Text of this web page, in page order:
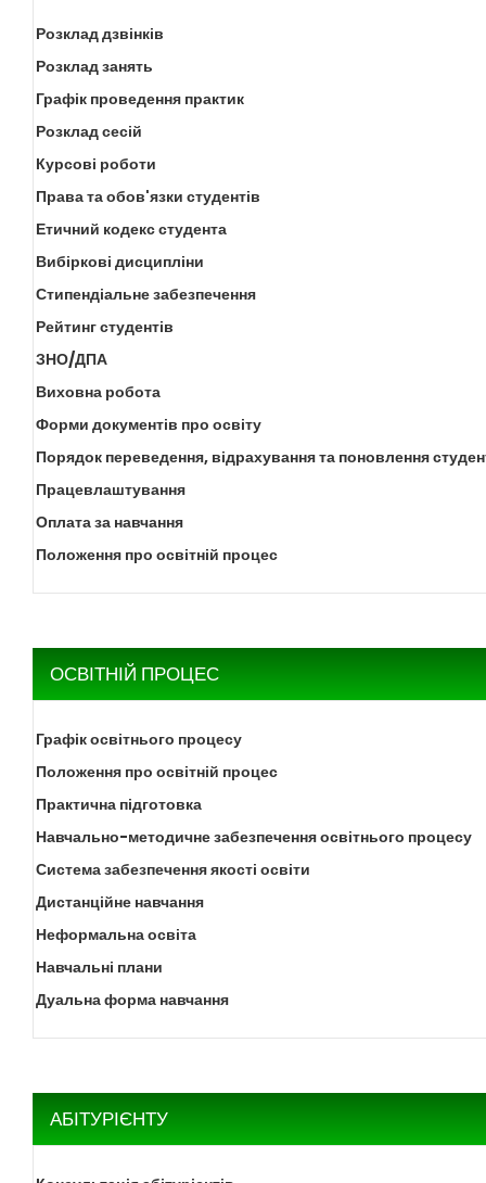
Розклад дзвінків
Розклад занять
Графік проведення практик
Розклад сесій
Курсові роботи
Права та обов'язки студентів
Етичний кодекс студента
Вибіркові дисципліни
Стипендіальне забезпечення
Рейтинг студентів
ЗНО/ДПА
Виховна робота
Форми документів про освіту
Порядок переведення, відрахування та поновлення
Працевлаштування
Оплата за навчання
Положення про освітній процес
ОСВІТНІЙ ПРОЦЕС
Графік освітнього процесу
Положення про освітній процес
Практична підготовка
Навчально-методичне забезпечення освітнього процесу
Система забезпечення якості освіти
Дистанційне навчання
Неформальна освіта
Навчальні плани
Дуальна форма навчання
АБІТУРІЄНТУ